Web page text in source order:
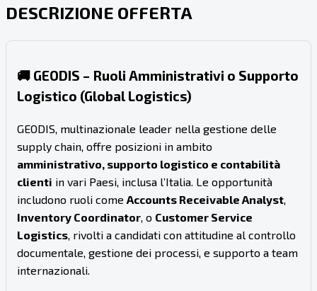
DESCRIZIONE OFFERTA
🚚 GEODIS – Ruoli Amministrativi o Supporto
Logistico (Global Logistics)
GEODIS, multinazionale leader nella gestione delle
supply chain, offre posizioni in ambito
amministrativo, supporto logistico e contabilità
clienti in vari Paesi, inclusa l’Italia. Le opportunità
includono ruoli come Accounts Receivable Analyst
Inventory Coordinator , o Customer Service
Logistics , rivolti a candidati con attitudine al controllo
documentale, gestione dei processi, e supporto a team
internazionali.